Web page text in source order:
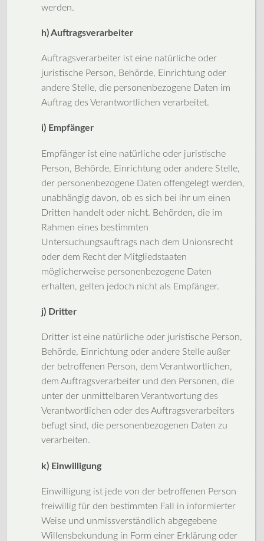
werden.
h) Auftragsverarbeiter
Auftragsverarbeiter ist eine natürliche oder
juristische Person, Behörde, Einrichtung oder
andere Stelle, die personenbezogene Daten im
Auftrag des Verantwortlichen verarbeitet.
i) Empfänger
Empfänger ist eine natürliche oder juristische
Person, Behörde, Einrichtung oder andere Stelle,
der personenbezogene Daten offengelegt werden,
unabhängig davon, ob es sich bei ihr um einen
Dritten handelt oder nicht. Behörden, die im
Rahmen eines bestimmten
Untersuchungsauftrags nach dem Unionsrecht
oder dem Recht der Mitgliedstaaten
möglicherweise personenbezogene Daten
erhalten, gelten jedoch nicht als Empfänger.
j) Dritter
Dritter ist eine natürliche oder juristische Person,
Behörde, Einrichtung oder andere Stelle außer
der betroffenen Person, dem Verantwortlichen,
dem Auftragsverarbeiter und den Personen, die
unter der unmittelbaren Verantwortung des
Verantwortlichen oder des Auftragsverarbeiters
befugt sind, die personenbezogenen Daten zu
verarbeiten.
k) Einwilligung
Einwilligung ist jede von der betroffenen Person
freiwillig für den bestimmten Fall in informierter
Weise und unmissverständlich abgegebene
Willensbekundung in Form einer Erklärung oder